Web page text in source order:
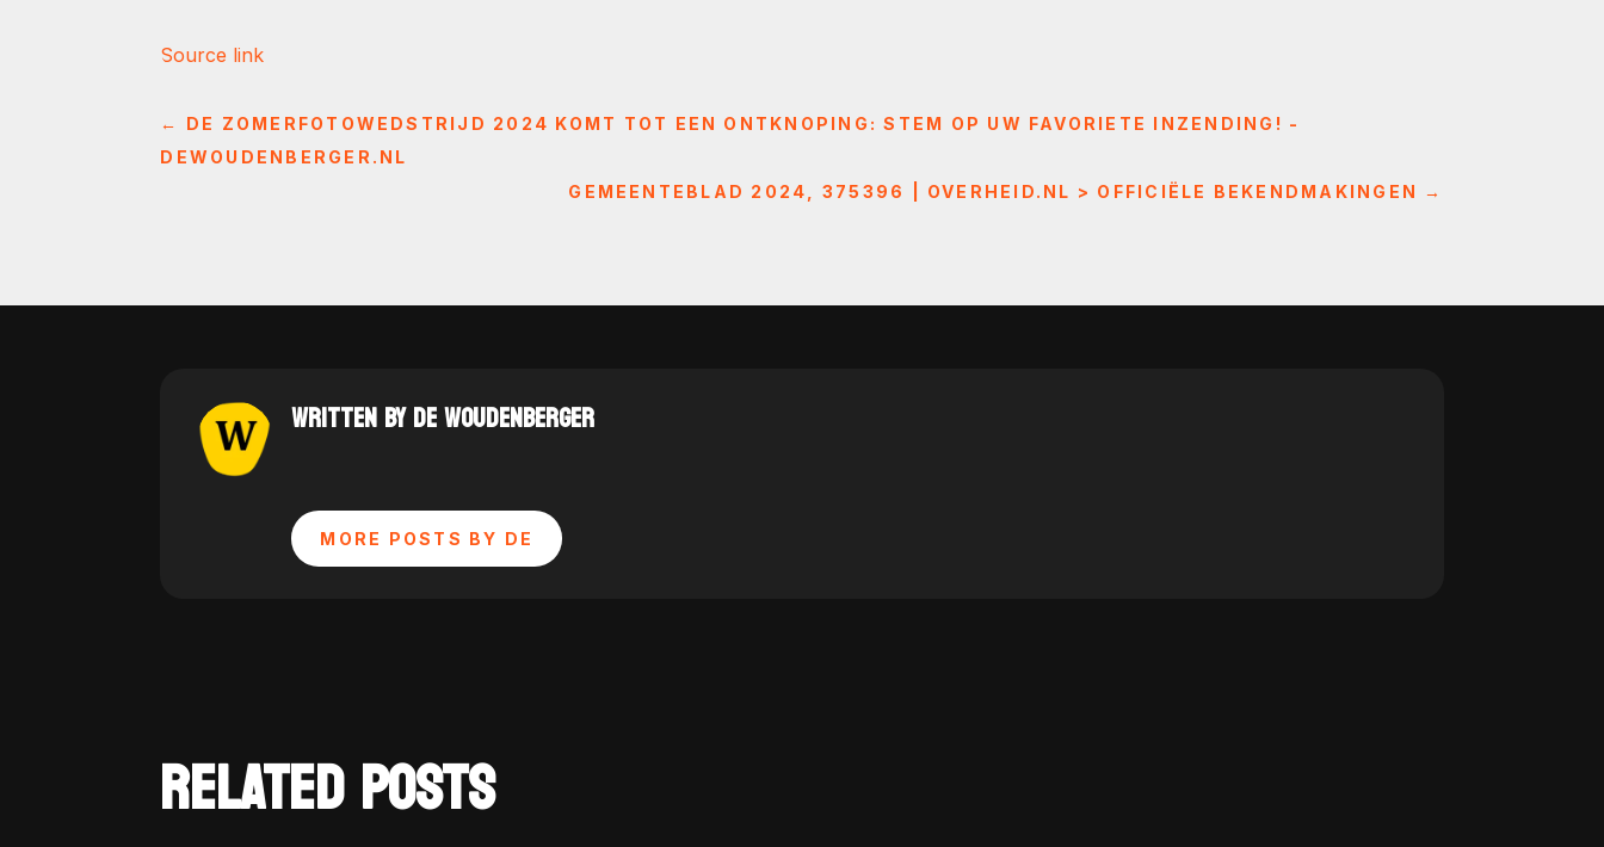
Source link
← DE ZOMERFOTOWEDSTRIJD 2024 KOMT TOT EEN ONTKNOPING: STEM OP UW FAVORIETE INZENDING! -
DEWOUDENBERGER.NL
GEMEENTEBLAD 2024, 375396 | OVERHEID.NL > OFFICIËLE BEKENDMAKINGEN →
WRITTEN BY DE WOUDENBERGER
MORE POSTS BY DE
RELATED POSTS